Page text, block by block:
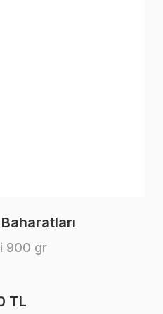
900 gr
TL